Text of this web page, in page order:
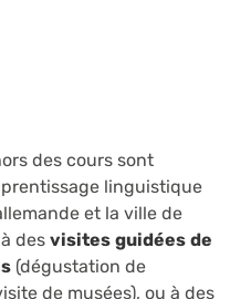
des cours sont
linguistique
et la ville de
des visites guidées de
(dégustation de
de musées), ou à des